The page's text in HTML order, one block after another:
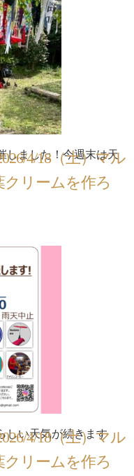
4/18（土）マル
リームを作ろ
しました！今週末は天
4/18（土）マル
リームを作ろ
しい天気が続きます